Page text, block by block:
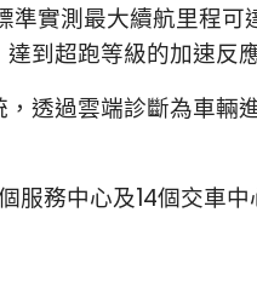
實測最大續航里程
到超跑等級的加速反
透過雲端診斷為車輛
服務中心及14個交車